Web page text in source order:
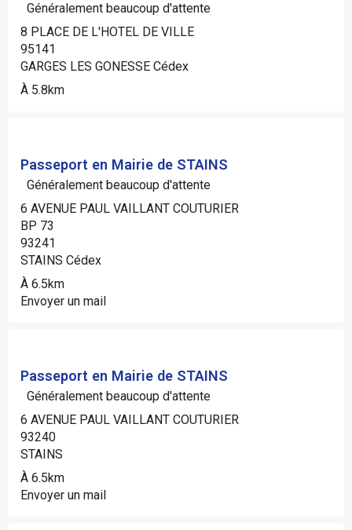
Généralement beaucoup d'attente
8 PLACE DE L'HOTEL DE VILLE
95141
GARGES LES GONESSE Cédex
À 5.8km
Passeport en Mairie de STAINS
Généralement beaucoup d'attente
6 AVENUE PAUL VAILLANT COUTURIER
BP 73
93241
STAINS Cédex
À 6.5km
Envoyer un mail
Passeport en Mairie de STAINS
Généralement beaucoup d'attente
6 AVENUE PAUL VAILLANT COUTURIER
93240
STAINS
À 6.5km
Envoyer un mail